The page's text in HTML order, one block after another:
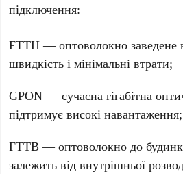
підключення:
FTTH — оптоволокно заведене
швидкість і мінімальні втрати;
GPON — сучасна гігабітна
підтримує високі навантаження;
FTTB — оптоволокно до
залежить від внутрішньої